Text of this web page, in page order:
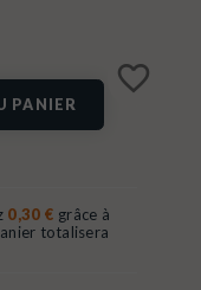
PANIER
favorite_border
0,30 € grâce à
totalisera